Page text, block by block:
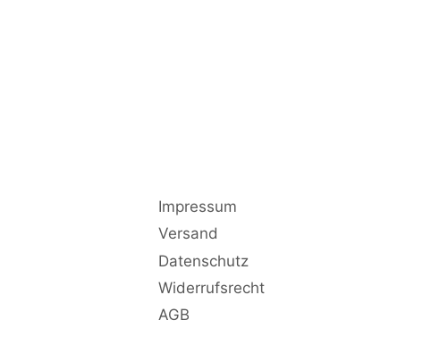
Impressum
Versand
Datenschutz
Widerrufsrecht
AGB